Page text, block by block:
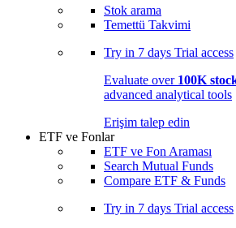
Stok arama
Temettü Takvimi
Try in 7 days Trial access
Evaluate over 100K
advanced analytical tools
Erişim talep edin
ETF ve Fonlar
ETF ve Fon Araması
Search Mutual Funds
Compare ETF & Funds
Try in 7 days Trial access